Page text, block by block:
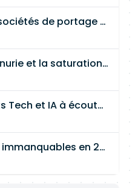
Top 6 des meilleures sociétés de portage salarial
Marché IT 2026 : la pénurie et la saturation, en même temps
Les meilleurs podcasts Tech et IA à écouter en 2026
Les événements Tech immanquables en 2026